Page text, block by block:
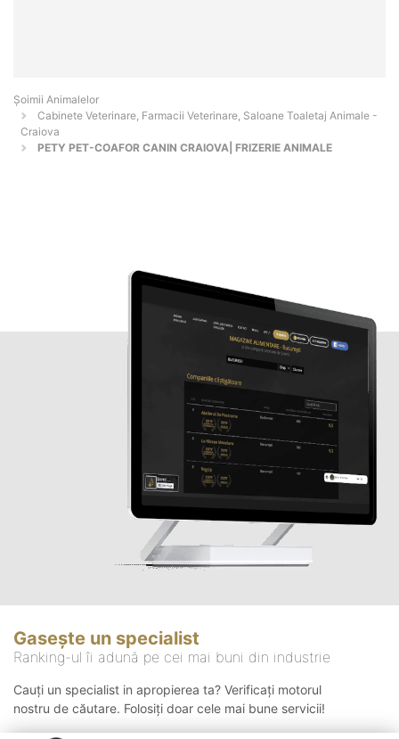
Şoimii Animalelor
Cabinete Veterinare, Farmacii Veterinare, Saloane Toaletaj Animale -
Craiova
PETY PET-COAFOR CANIN CRAIOVA| FRIZERIE ANIMALE
Gasește un specialist
Ranking-ul îi adună pe cei mai buni din industrie
Cauți un specialist in apropierea ta? Verificați motorul
nostru de căutare. Folosiți doar cele mai bune servicii!